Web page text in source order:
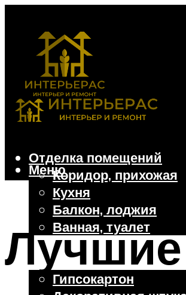
Отделка помещений
Коридор, прихожая
Кухня
Балкон, лоджия
Ванная, туалет
Дачные и частные дома
Отделочные материалы
Гипсокартон
Меню